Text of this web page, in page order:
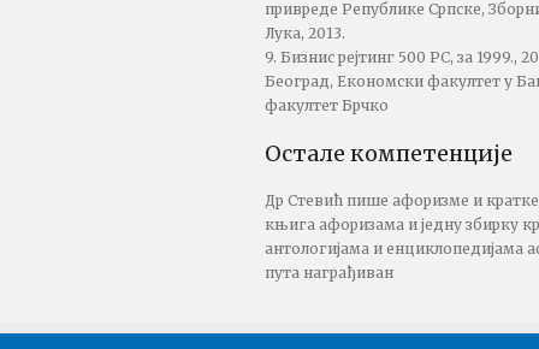
привреде Републике Српске,
Лука, 2013.
9. Бизнис рејтинг 500 РС, за 1999.,
Београд, Економски факултет у
факултет Брчко
Остале компетенције
Др Стевић пише афоризме и кратке
књига афоризама и једну збирку
антологијама и енциклопедијама
пута награђиван